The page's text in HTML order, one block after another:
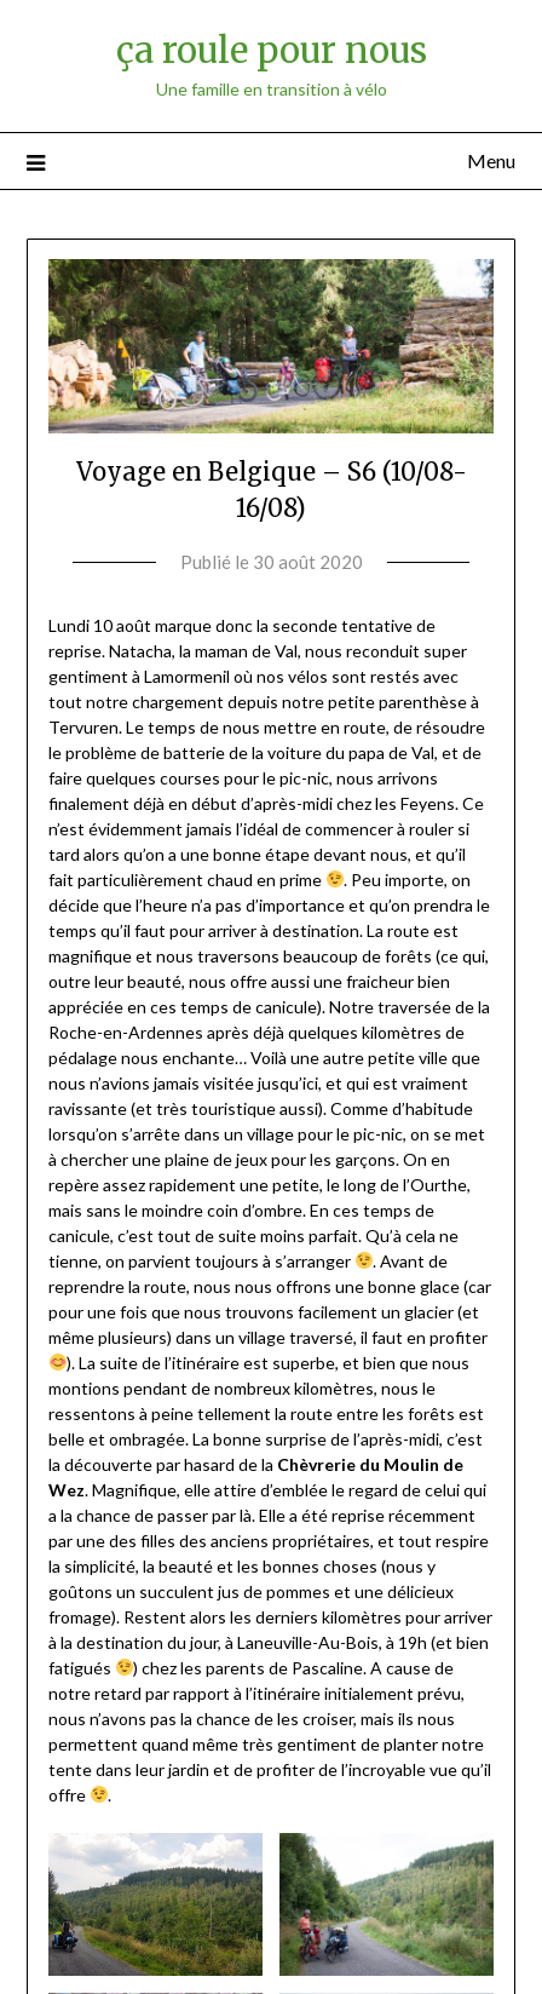
ça roule pour nous
Une famille en transition à vélo
Menu
Voyage en Belgique – S6 (10/08-
16/08)
Publié le 30 août 2020 par
Donck
Lundi 10 août marque donc la seconde tentative de
reprise. Natacha, la maman de Val, nous reconduit super
gentiment à Lamormenil où nos vélos sont restés avec
tout notre chargement depuis notre petite parenthèse à
Tervuren. Le temps de nous mettre en route, de résoudre
le problème de batterie de la voiture du papa de Val, et de
faire quelques courses pour le pic-nic, nous arrivons
finalement déjà en début d’après-midi chez les Feyens. Ce
n’est évidemment jamais l’idéal de commencer à rouler si
tard alors qu’on a une bonne étape devant nous, et qu’il
fait particulièrement chaud en prime
. Peu importe, on
décide que l’heure n’a pas d’importance et qu’on prendra le
temps qu’il faut pour arriver à destination. La route est
magnifique et nous traversons beaucoup de forêts (ce qui,
outre leur beauté, nous offre aussi une fraicheur bien
appréciée en ces temps de canicule). Notre traversée de la
Roche-en-Ardennes après déjà quelques kilomètres de
pédalage nous enchante… Voilà une autre petite ville que
nous n’avions jamais visitée jusqu’ici, et qui est vraiment
ravissante (et très touristique aussi). Comme d’habitude
lorsqu’on s’arrête dans un village pour le pic-nic, on se met
à chercher une plaine de jeux pour les garçons. On en
repère assez rapidement une petite, le long de l’Ourthe,
mais sans le moindre coin d’ombre. En ces temps de
canicule, c’est tout de suite moins parfait. Qu’à cela ne
tienne, on parvient toujours à s’arranger
. Avant de
reprendre la route, nous nous offrons une bonne glace (car
pour une fois que nous trouvons facilement un glacier (et
même plusieurs) dans un village traversé, il faut en profiter
). La suite de l’itinéraire est superbe, et bien que nous
montions pendant de nombreux kilomètres, nous le
ressentons à peine tellement la route entre les forêts est
belle et ombragée. La bonne surprise de l’après-midi, c’est
la découverte par hasard de la Chèvrerie du Moulin de
Wez. Magnifique, elle attire d’emblée le regard de celui qui
a la chance de passer par là. Elle a été reprise récemment
par une des filles des anciens propriétaires, et tout respire
la simplicité, la beauté et les bonnes choses (nous y
goûtons un succulent jus de pommes et une délicieux
fromage). Restent alors les derniers kilomètres pour arriver
à la destination du jour, à Laneuville-Au-Bois, à 19h (et bien
fatigués
) chez les parents de Pascaline. A cause de
notre retard par rapport à l’itinéraire initialement prévu,
nous n’avons pas la chance de les croiser, mais ils nous
permettent quand même très gentiment de planter notre
tente dans leur jardin et de profiter de l’incroyable vue qu’il
offre
.